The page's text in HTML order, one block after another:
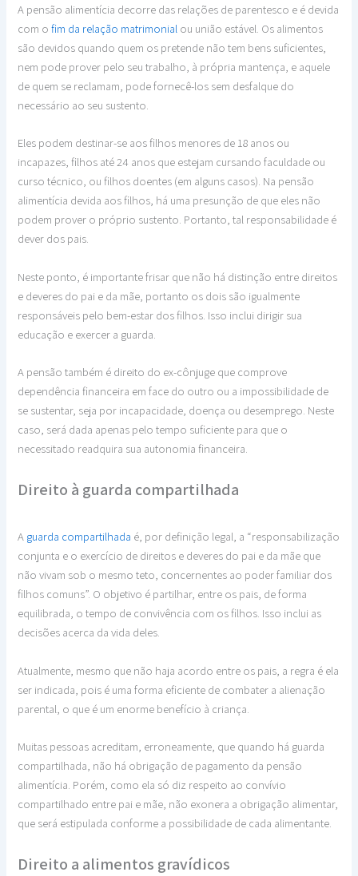
A pensão alimentícia decorre das relações de parentesco e é devida
com o fim da relação matrimonial ou união estável. Os alimentos
são devidos quando quem os pretende não tem bens suficientes,
nem pode prover pelo seu trabalho, à própria mantença, e aquele
de quem se reclamam, pode fornecê-los sem desfalque do
necessário ao seu sustento.
Eles podem destinar-se aos filhos menores de 18 anos ou
incapazes, filhos até 24 anos que estejam cursando faculdade ou
curso técnico, ou filhos doentes (em alguns casos). Na pensão
alimentícia devida aos filhos, há uma presunção de que eles não
podem prover o próprio sustento. Portanto, tal responsabilidade é
dever dos pais.
Neste ponto, é importante frisar que não há distinção entre direitos
e deveres do pai e da mãe, portanto os dois são igualmente
responsáveis pelo bem-estar dos filhos. Isso inclui dirigir sua
educação e exercer a guarda.
A pensão também é direito do ex-cônjuge que comprove
dependência financeira em face do outro ou a impossibilidade de
se sustentar, seja por incapacidade, doença ou desemprego. Neste
caso, será dada apenas pelo tempo suficiente para que o
necessitado readquira sua autonomia financeira.
Direito à guarda compartilhada
A guarda compartilhada é, por definição legal, a “responsabilização
conjunta e o exercício de direitos e deveres do pai e da mãe que
não vivam sob o mesmo teto, concernentes ao poder familiar dos
filhos comuns”. O objetivo é partilhar, entre os pais, de forma
equilibrada, o tempo de convivência com os filhos. Isso inclui as
decisões acerca da vida deles.
Atualmente, mesmo que não haja acordo entre os pais, a regra é ela
ser indicada, pois é uma forma eficiente de combater a alienação
parental, o que é um enorme benefício à criança.
Muitas pessoas acreditam, erroneamente, que quando há guarda
compartilhada, não há obrigação de pagamento da pensão
alimentícia. Porém, como ela só diz respeito ao convívio
compartilhado entre pai e mãe, não exonera a obrigação alimentar,
que será estipulada conforme a possibilidade de cada alimentante.
Direito a alimentos gravídicos